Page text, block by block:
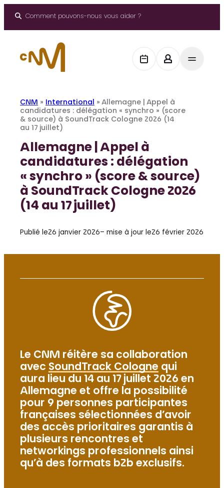
Comment pouvons-nous vous aider ?
CNM » International » Allemagne | Appel à
candidatures : délégation « synchro » (score
& source) à SoundTrack Cologne 2026 (14
au 17 juillet)
Allemagne | Appel à
candidatures : délégation
« synchro » (score & source)
à SoundTrack Cologne 2026
(14 au 17 juillet)
Publié le26 janvier 2026– mise à jour le26 février 2026
Le CNM réitère sa collaboration
avec SoundTrack Cologne qui
aura lieu du 14 au 17 juillet 2026 en
Allemagne et offre la possibilité
pour 9 personnes participantes
françaises sélectionnées d’avoir
des accès prioritaires garantis à
plusieurs rencontres et
networkings professionnels ainsi
qu’à des formats b2b exclusifs.